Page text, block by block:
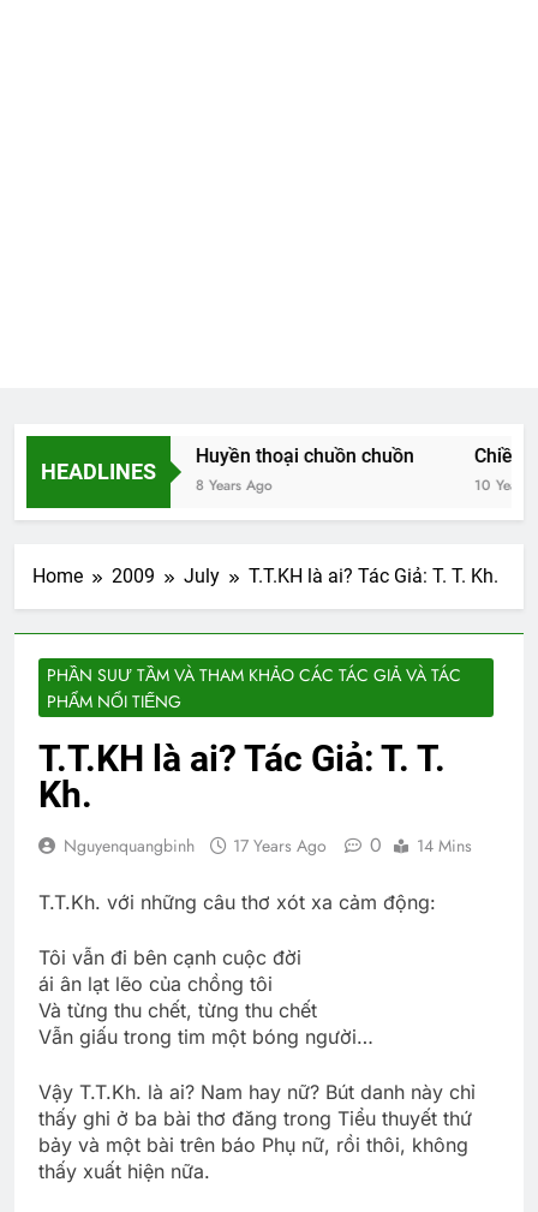
HEADLINES
8 Years Ago
Huyền thoại chuồn chuồn
8 Years Ago
Chiều
10 Years Ago
Home 2009 July T.T.KH là ai? Tác Giả: T. T. Kh.
PHẦN SUƯ TẦM VÀ THAM KHẢO CÁC TÁC GIẢ VÀ TÁC
PHẨM NỔI TIẾNG
T.T.KH là ai? Tác Giả: T. T.
Kh.
Nguyenquangbinh 17 Years Ago 0 14 Mins
T.T.Kh. với những câu thơ xót xa cảm động:
Tôi vẫn đi bên cạnh cuộc đời
ái ân lạt lẽo của chồng tôi
Và từng thu chết, từng thu chết
Vẫn giấu trong tim một bóng người…
Vậy T.T.Kh. là ai? Nam hay nữ? Bút danh này chỉ
thấy ghi ở ba bài thơ đăng trong Tiểu thuyết thứ
bảy và một bài trên báo Phụ nữ, rồi thôi, không
thấy xuất hiện nữa.